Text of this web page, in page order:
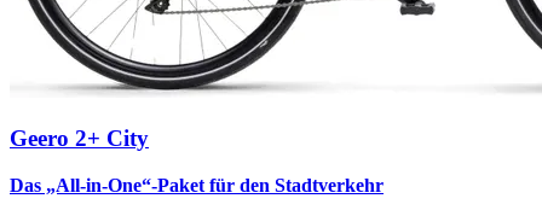
Geero 2+ City
Das „All-in-One“-Paket für den Stadtverkehr